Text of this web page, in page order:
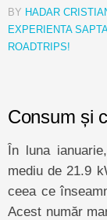
BY HADAR
EXPERIENTA
ROADTRIPS!
Consum și
În luna
mediu de 21.9
ceea ce
Acest număr